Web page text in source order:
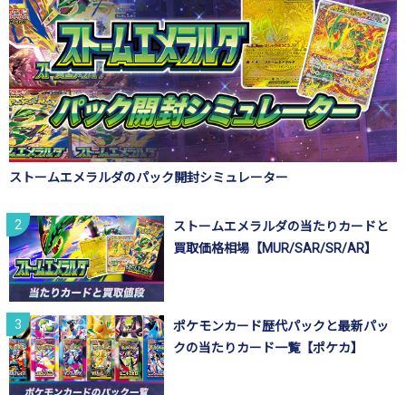
ストームエメラルダのパック開封シミュレーター
ストームエメラルダの当たりカードと
買取価格相場【MUR/SAR/SR/AR】
ポケモンカード歴代パックと最新パッ
クの当たりカード一覧【ポケカ】